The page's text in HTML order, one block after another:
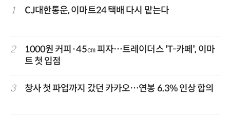
1 CJ대한통운, 이마트24 택배 다시 맡는다
2
1000원 커피·45㎝ 피자…트레이더스 'T-카페', 이마
트 첫 입점
3 창사 첫 파업까지 갔던 카카오…연봉 6.3% 인상 합의